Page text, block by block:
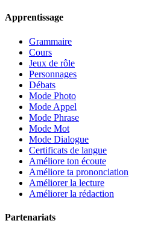
Apprentissage
Grammaire
Cours
Jeux de rôle
Personnages
Débats
Mode Photo
Mode Appel
Mode Phrase
Mode Mot
Mode Dialogue
Certificats de langue
Améliore ton écoute
Améliore ta prononciation
Améliorer la lecture
Améliorer la rédaction
Partenariats